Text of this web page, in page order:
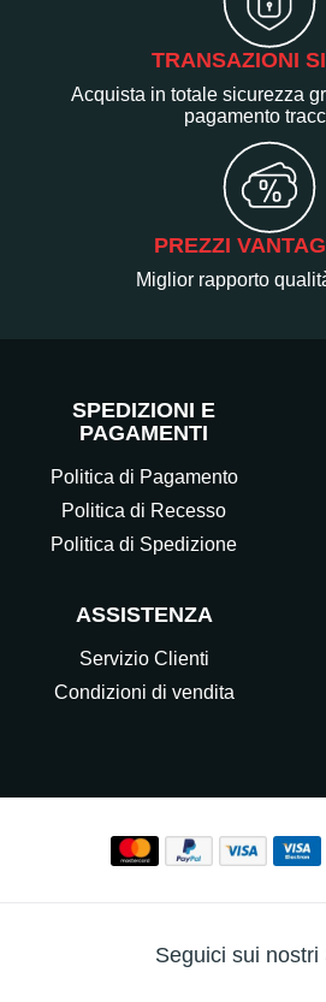
TRANSAZIONI
Acquista in totale sicurezza
pagamento
PREZZI
Miglior rapporto
SPEDIZIONI E
PAGAMENTI
Politica di Pagamento
Politica di Recesso
Politica di Spedizione
ASSISTENZA
Servizio Clienti
Condizioni di vendita
Seguici sui nostri